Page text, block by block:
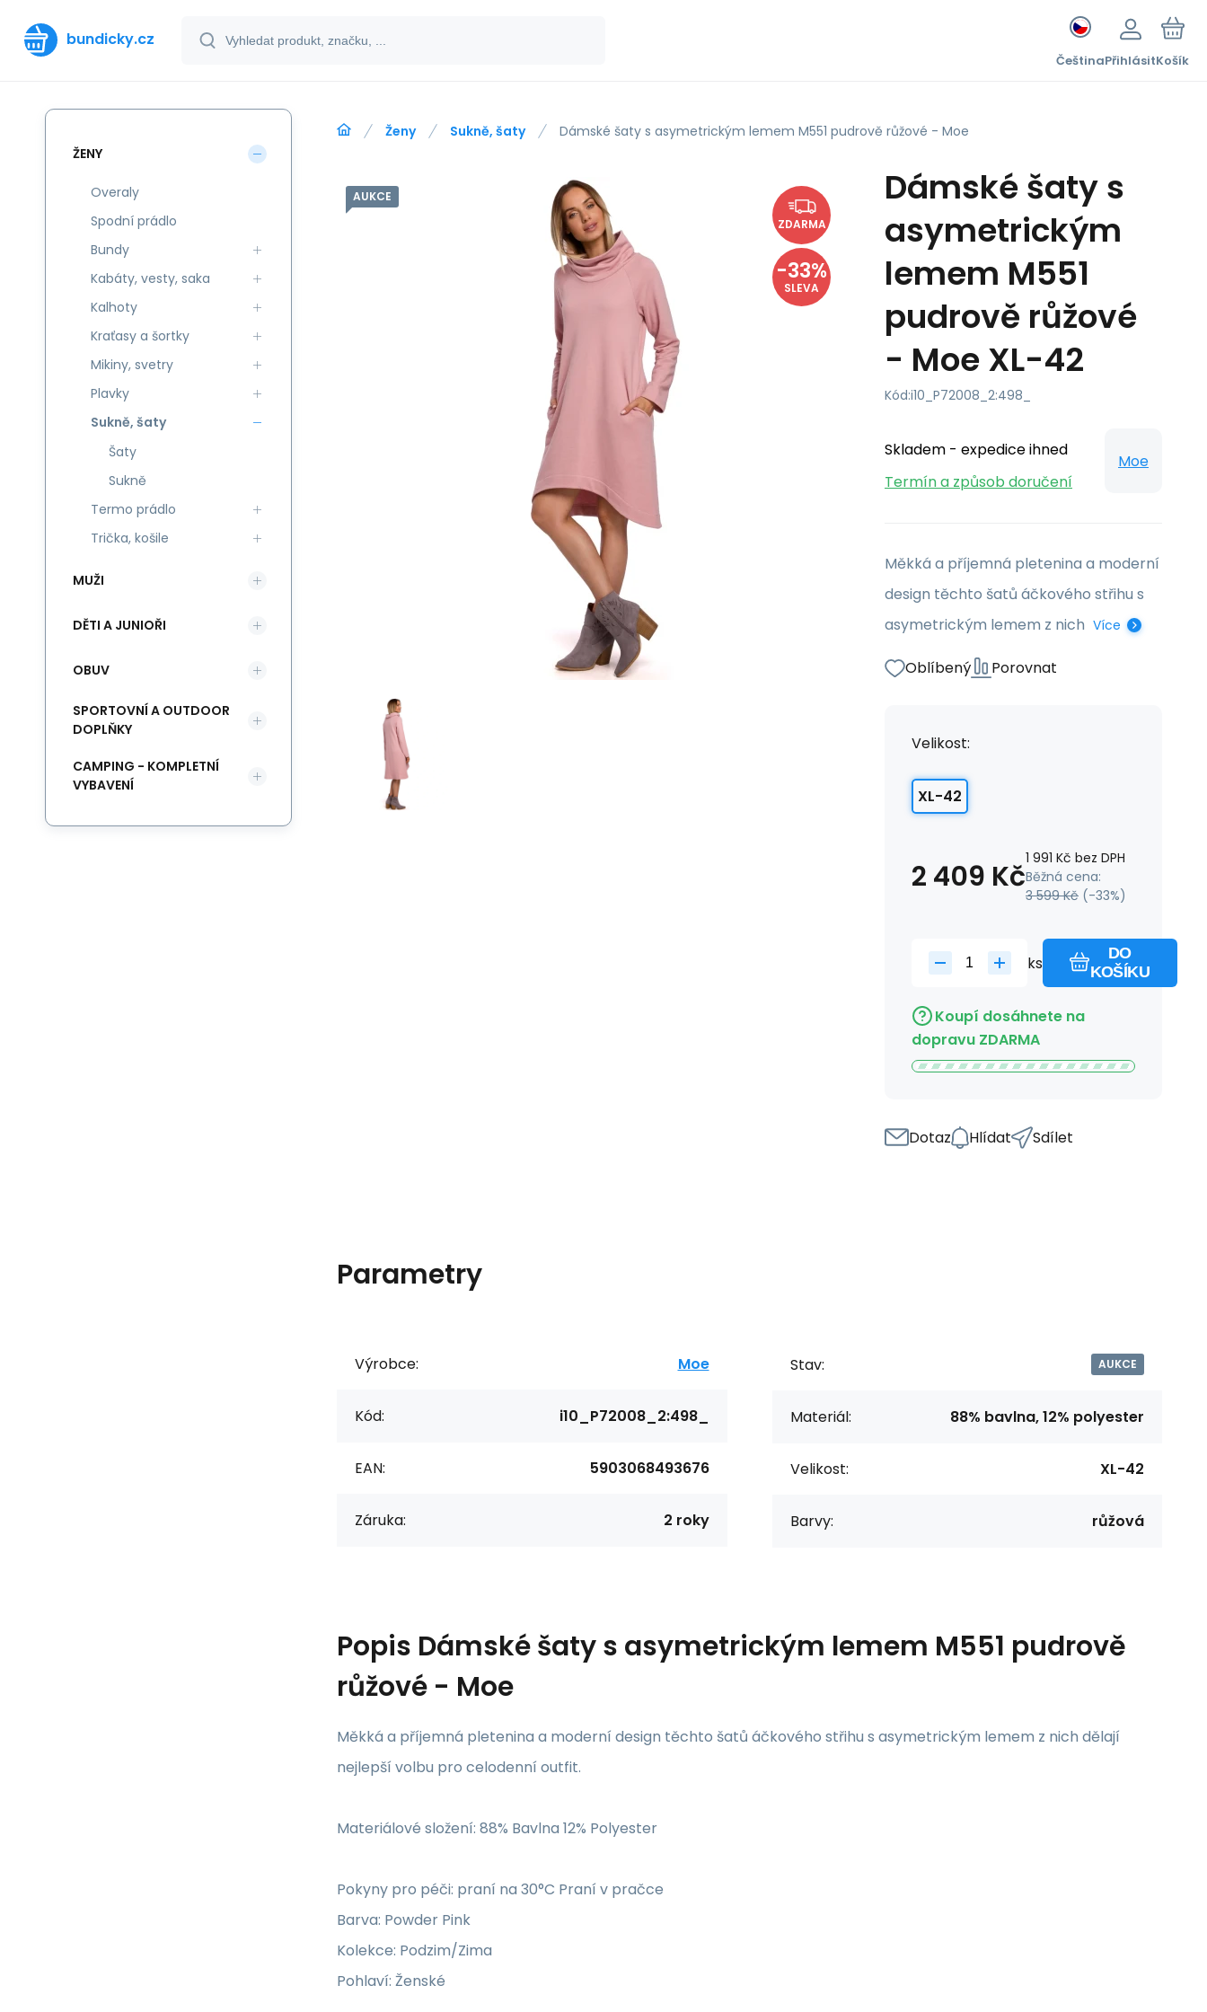
bundicky.cz
ČeštinaPřihlásitKošík
Ženy Sukně, šaty Dámské šaty s asymetrickým lemem M551 pudrově růžové - Moe
AUKCE
ZDARMA
-33%
SLEVA
Dámské šaty s
asymetrickým
lemem M551
pudrově růžové
- Moe XL-42
Kód:i10_P72008_2:498_
Skladem - expedice ihned
Termín a způsob doručení
Moe
Měkká a příjemná pletenina a moderní
design těchto šatů áčkového střihu s
asymetrickým lemem z nich Více
Oblíbený Porovnat
Velikost:
XL-42
2 409 Kč1 991 Kč bez DPH
Běžná cena:
3 599 Kč (-33%)
ks
DO
KOŠÍKU
Koupí dosáhnete na
dopravu ZDARMA
Dotaz Hlídat Sdílet
Parametry
Výrobce: Moe
Kód: i10_P72008_2:498_
EAN: 5903068493676
Záruka: 2 roky
Stav: AUKCE
Materiál: 88% bavlna, 12% polyester
Velikost: XL-42
Barvy: růžová
Popis Dámské šaty s asymetrickým lemem M551 pudrově
růžové - Moe
Měkká a příjemná pletenina a moderní design těchto šatů áčkového střihu s asymetrickým lemem z nich dělají
nejlepší volbu pro celodenní outfit.
Materiálové složení: 88% Bavlna 12% Polyester
Pokyny pro péči: praní na 30°C Praní v pračce
Barva: Powder Pink
Kolekce: Podzim/Zima
Pohlaví: Ženské
ŽENY
Overaly
Spodní prádlo
Bundy
Kabáty, vesty, saka
Kalhoty
Kraťasy a šortky
Mikiny, svetry
Plavky
Sukně, šaty
Šaty
Sukně
Termo prádlo
Trička, košile
MUŽI
DĚTI A JUNIOŘI
OBUV
SPORTOVNÍ A OUTDOOR
DOPLŇKY
CAMPING - KOMPLETNÍ
VYBAVENÍ